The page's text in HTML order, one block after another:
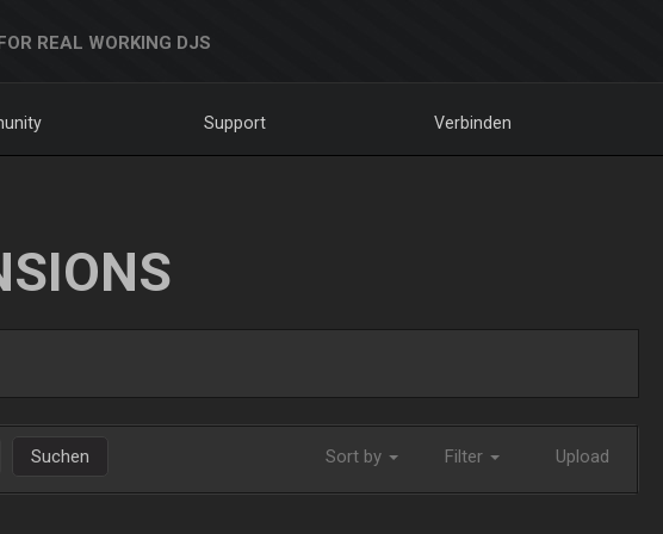
REAL WORKING DJS
Support Verbinden
Suchen Sort by Filter Upload